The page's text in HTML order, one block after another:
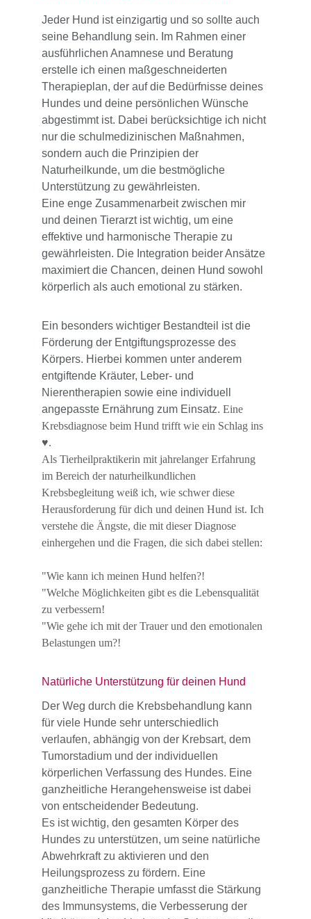
Jeder Hund ist einzigartig und so sollte auch
seine Behandlung sein. Im Rahmen einer
ausführlichen Anamnese und Beratung
erstelle ich einen maßgeschneiderten
Therapieplan, der auf die Bedürfnisse deines
Hundes und deine persönlichen Wünsche
abgestimmt ist. Dabei berücksichtige ich nicht
nur die schulmedizinischen Maßnahmen,
sondern auch die Prinzipien der
Naturheilkunde, um die bestmögliche
Unterstützung zu gewährleisten.
Eine enge Zusammenarbeit zwischen mir
und deinen Tierarzt ist wichtig, um eine
effektive und harmonische Therapie zu
gewährleisten. Die Integration beider Ansätze
maximiert die Chancen, deinen Hund sowohl
körperlich als auch emotional zu stärken.
Ein besonders wichtiger Bestandteil ist die
Förderung der Entgiftungsprozesse des
Körpers. Hierbei kommen unter anderem
entgiftende Kräuter, Leber- und
Nierentherapien sowie eine individuell
angepasste Ernährung zum Einsatz. Eine
Krebsdiagnose beim Hund trifft wie ein Schlag ins
♥️.
Als Tierheilpraktikerin mit jahrelanger Erfahrung
im Bereich der naturheilkundlichen
Krebsbegleitung weiß ich, wie schwer diese
Herausforderung für dich und deinen Hund ist. Ich
verstehe die Ängste, die mit dieser Diagnose
einhergehen und die Fragen, die sich dabei stellen:
"Wie kann ich meinen Hund helfen?!
"Welche Möglichkeiten gibt es die Lebensqualität
zu verbessern!
"Wie gehe ich mit der Trauer und den emotionalen
Belastungen um?!
Natürliche Unterstützung für deinen Hund
Der Weg durch die Krebsbehandlung kann
für viele Hunde sehr unterschiedlich
verlaufen, abhängig von der Krebsart, dem
Tumorstadium und der individuellen
körperlichen Verfassung des Hundes. Eine
ganzheitliche Herangehensweise ist dabei
von entscheidender Bedeutung.
Es ist wichtig, den gesamten Körper des
Hundes zu unterstützen, um seine natürliche
Abwehrkraft zu aktivieren und den
Heilungsprozess zu fördern. Eine
ganzheitliche Therapie umfasst die Stärkung
des Immunsystems, die Verbesserung der